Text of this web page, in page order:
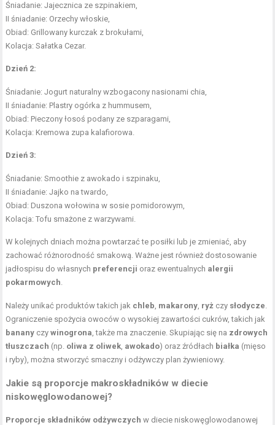
Śniadanie: Jajecznica ze szpinakiem,
II śniadanie: Orzechy włoskie,
Obiad: Grillowany kurczak z brokułami,
Kolacja: Sałatka Cezar.
Dzień 2:
Śniadanie: Jogurt naturalny wzbogacony nasionami chia,
II śniadanie: Plastry ogórka z hummusem,
Obiad: Pieczony łosoś podany ze szparagami,
Kolacja: Kremowa zupa kalafiorowa.
Dzień 3:
Śniadanie: Smoothie z awokado i szpinaku,
II śniadanie: Jajko na twardo,
Obiad: Duszona wołowina w sosie pomidorowym,
Kolacja: Tofu smażone z warzywami.
W kolejnych dniach można powtarzać te posiłki lub je zmieniać, aby
zachować różnorodność smakową. Ważne jest również dostosowanie
jadłospisu do własnych preferencji oraz ewentualnych alergii
pokarmowych.
Należy unikać produktów takich jak chleb, makarony, ryż czy słodycze.
Ograniczenie spożycia owoców o wysokiej zawartości cukrów, takich jak
banany czywinogrona, także ma znaczenie. Skupiając się na zdrowych
tłuszczach (np. oliwa z oliwek, awokado) oraz źródłach białka (mięso
i ryby), można stworzyć smaczny i odżywczy plan żywieniowy.
Jakie są proporcje makroskładników w diecie
niskowęglowodanowej?
Proporcje składników odżywczych w diecie niskowęglowodanowej